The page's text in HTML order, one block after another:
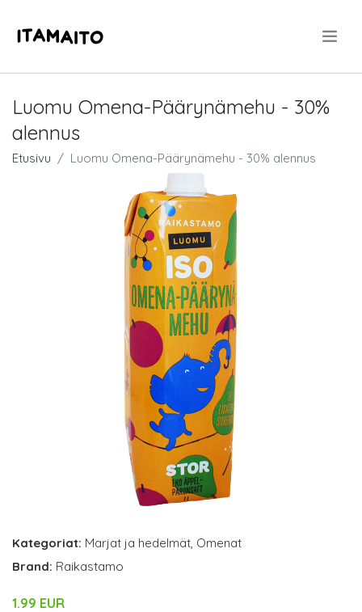
Luomu Omena-Päärynämehu - 30%
alennus
Etusivu Luomu Omena-Päärynämehu - 30% alennus
Kategoriat: Marjat ja hedelmät, Omenat
Brand: Raikastamo
1.99 EUR